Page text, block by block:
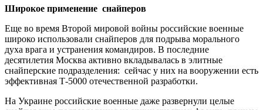
Широкое применение снайперов
Еще во время Второй мировой войны российские военные
широко использовали снайперов для подрыва морального
духа врага и устранения командиров. В последние
десятилетия Москва активно вкладывалась в элитные
снайперские подразделения: сейчас у них на вооружении есть
эффективная Т-5000 отечественной разработки.
На Украине российские военные даже развернули целые